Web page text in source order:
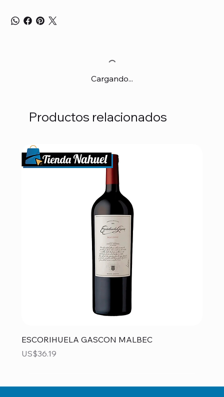
Cargando...
Productos relacionados
ESCORIHUELA GASCON MALBEC
Precio
US$36.19